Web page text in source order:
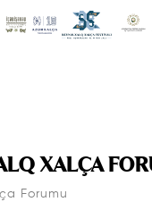
XALÇA
Forumu